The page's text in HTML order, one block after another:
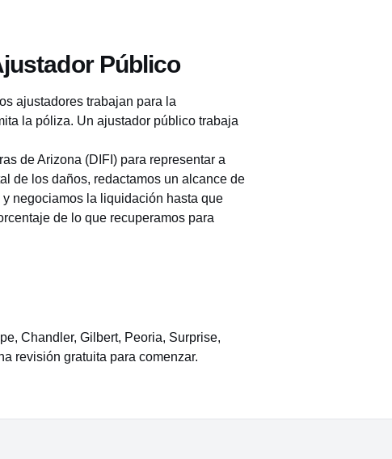
Público
ajustadores trabajan para la
la póliza. Un ajustador público trabaja
de Arizona (DIFI) para representar a
de los daños, redactamos un alcance de
negociamos la liquidación hasta que
de lo que recuperamos para
Chandler, Gilbert, Peoria, Surprise,
revisión gratuita para comenzar.